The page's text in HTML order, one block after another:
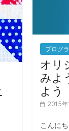
プログ
オリ
みよ
よう
2015
こんに